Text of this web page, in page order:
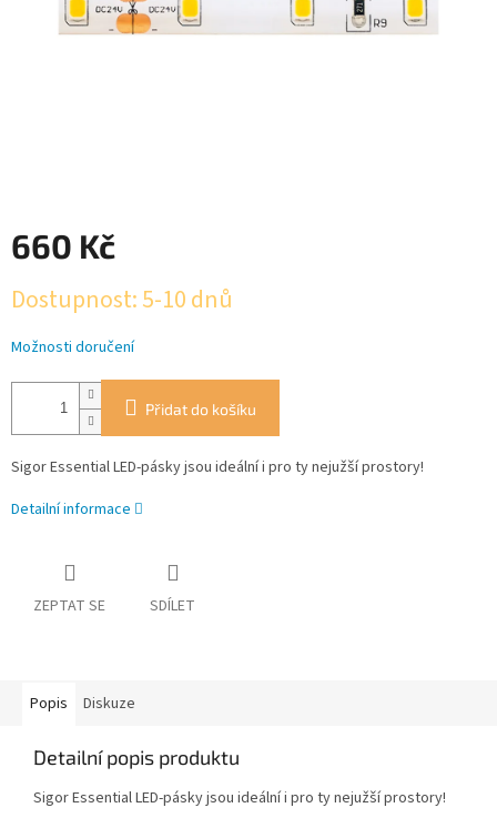
660 Kč
cena:
Dostupnost: 5-10 dnů
Možnosti doručení
Přidat do košíku
Sigor Essential LED-pásky jsou ideální i pro ty nejužší prostory!
Detailní informace
ZEPTAT SE SDÍLET
Popis Diskuze
Detailní popis produktu
Sigor Essential LED-pásky jsou ideální i pro ty nejužší prostory!